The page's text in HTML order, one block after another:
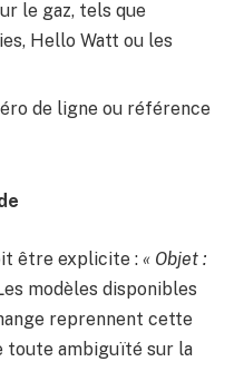
le gaz, tels que
Hello Watt ou les
de ligne ou référence
être explicite : « Objet :
modèles disponibles
reprennent cette
toute ambiguïté sur la